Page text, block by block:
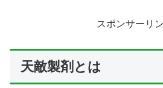
スポンサーリ
天敵製剤とは